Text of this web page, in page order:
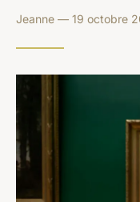
Jeanne — 19 octobre